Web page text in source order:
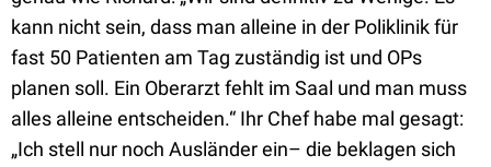
kann nicht sein, dass man alleine in der Poliklinik für
fast 50 Patienten am Tag zuständig ist und OPs
planen soll. Ein Oberarzt fehlt im Saal und man muss
alles alleine entscheiden.“ Ihr Chef habe mal gesagt:
„Ich stell nur noch Ausländer ein– die beklagen sich